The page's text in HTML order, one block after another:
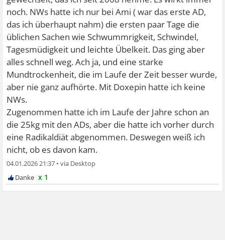
noch. NWs hatte ich nur bei Ami ( war das erste AD,
das ich überhaupt nahm) die ersten paar Tage die
üblichen Sachen wie Schwummrigkeit, Schwindel,
Tagesmüdigkeit und leichte Übelkeit. Das ging aber
alles schnell weg. Ach ja, und eine starke
Mundtrockenheit, die im Laufe der Zeit besser wurde,
aber nie ganz aufhörte. Mit Doxepin hatte ich keine
NWs.
Zugenommen hatte ich im Laufe der Jahre schon an
die 25kg mit den ADs, aber die hatte ich vorher durch
eine Radikaldiät abgenommen. Deswegen weiß ich
nicht, ob es davon kam.
04.01.2026 21:37 •
x 1